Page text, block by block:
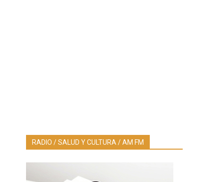
RADIO / SALUD Y CULTURA / AM FM